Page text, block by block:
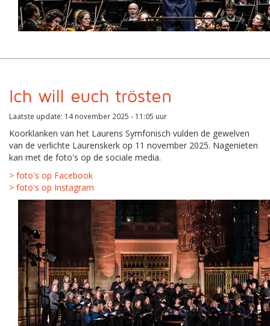
Ich will euch trösten
Laatste update: 14 november 2025 - 11:05 uur
Koorklanken van het Laurens Symfonisch vulden de gewelven
van de verlichte Laurenskerk op 11 november 2025. Nagenieten
kan met de foto's op de sociale media.
> foto's op Facebook
> foto's op Instagram